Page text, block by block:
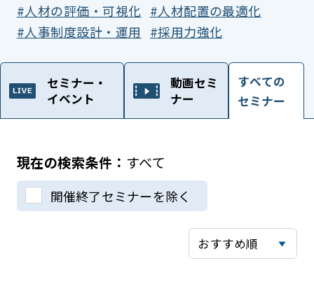
人材の評価・可視化
人材配置の最適化
人事制度設計・運用
採用力強化
セミナー・
イベント
動画セミ
ナー
すべての
セミナー
すべて
開催終了セミナーを除く